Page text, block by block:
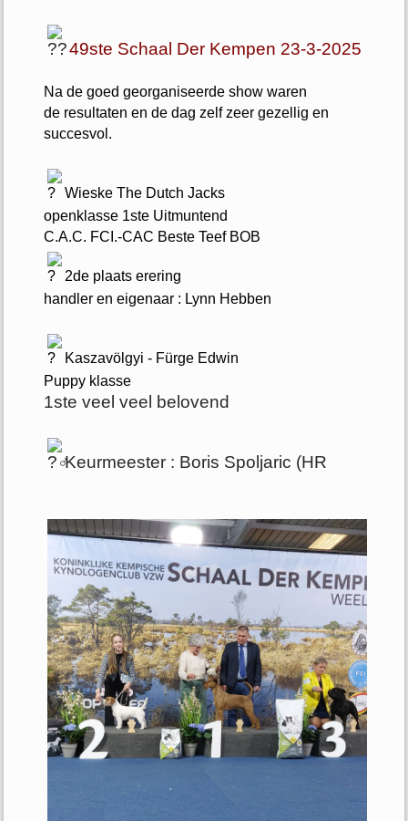
49ste Schaal Der Kempen 23-3-2025
Na de goed georganiseerde show waren
de resultaten en de dag zelf zeer gezellig en
succesvol.
Wieske The Dutch Jacks
openklasse 1ste Uitmuntend
C.A.C. FCI.-CAC Beste Teef BOB
2de plaats erering
handler en eigenaar : Lynn Hebben
Kaszavölgyi - Fürge Edwin
Puppy klasse
1ste veel veel belovend
Keurmeester : Boris Spoljaric (HR